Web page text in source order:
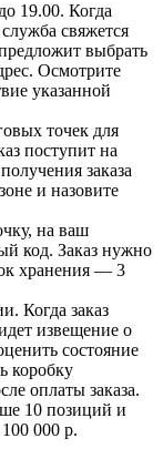
19.00. Когда
свяжется
выбрать
Осмотрите
указанной
точек для
поступит на
заказа
и назовите
на ваш
код. Заказ нужно
хранения — 3
Когда заказ
извещение о
состояние
коробку
оплаты заказа.
10 позиций и
000 р.